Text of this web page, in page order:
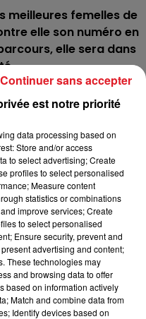
meilleures femelles de
elle son numéro en
elle sera dans
sa carriére par
dernier, ici elle se
Elle monte
de sa forme.
pistes :
JUSTIN BOLD
est notre priorité
data processing based on
Store and/or access
to select advertising; Create
profiles to select personalised
Measure content
statistics or combinations
improve services; Create
to select personalised
Ensure security, prevent and
advertising and content;
These technologies may
and browsing data to offer
based on information actively
Match and combine data from
Identify devices based on
Continuer sans accepter